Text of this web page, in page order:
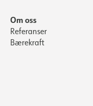
Om oss
Referanser
Bærekraft